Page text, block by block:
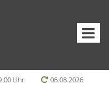
Uhr
06.08.2026